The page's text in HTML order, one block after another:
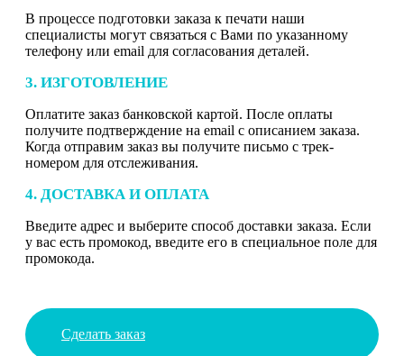
В процессе подготовки заказа к печати наши
специалисты могут связаться с Вами по указанному
телефону или email для согласования деталей.
3. ИЗГОТОВЛЕНИЕ
Оплатите заказ банковской картой. После оплаты
получите подтверждение на email с описанием заказа.
Когда отправим заказ вы получите письмо с трек-
номером для отслеживания.
4. ДОСТАВКА И ОПЛАТА
Введите адрес и выберите способ доставки заказа. Если
у вас есть промокод, введите его в специальное поле для
промокода.
Сделать заказ